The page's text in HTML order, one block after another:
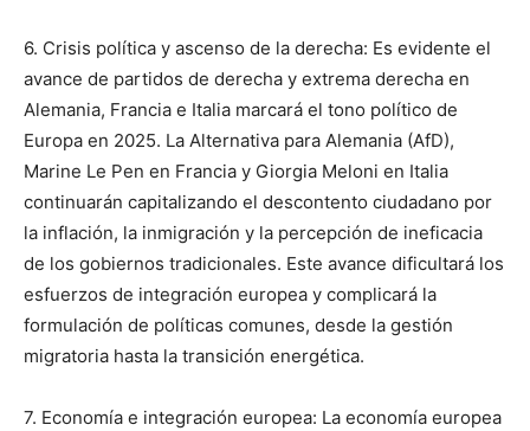
6. Crisis política y ascenso de la derecha: Es evidente el
avance de partidos de derecha y extrema derecha en
Alemania, Francia e Italia marcará el tono político de
Europa en 2025. La Alternativa para Alemania (AfD),
Marine Le Pen en Francia y Giorgia Meloni en Italia
continuarán capitalizando el descontento ciudadano por
la inflación, la inmigración y la percepción de ineficacia
de los gobiernos tradicionales. Este avance dificultará los
esfuerzos de integración europea y complicará la
formulación de políticas comunes, desde la gestión
migratoria hasta la transición energética.
7. Economía e integración europea: La economía europea